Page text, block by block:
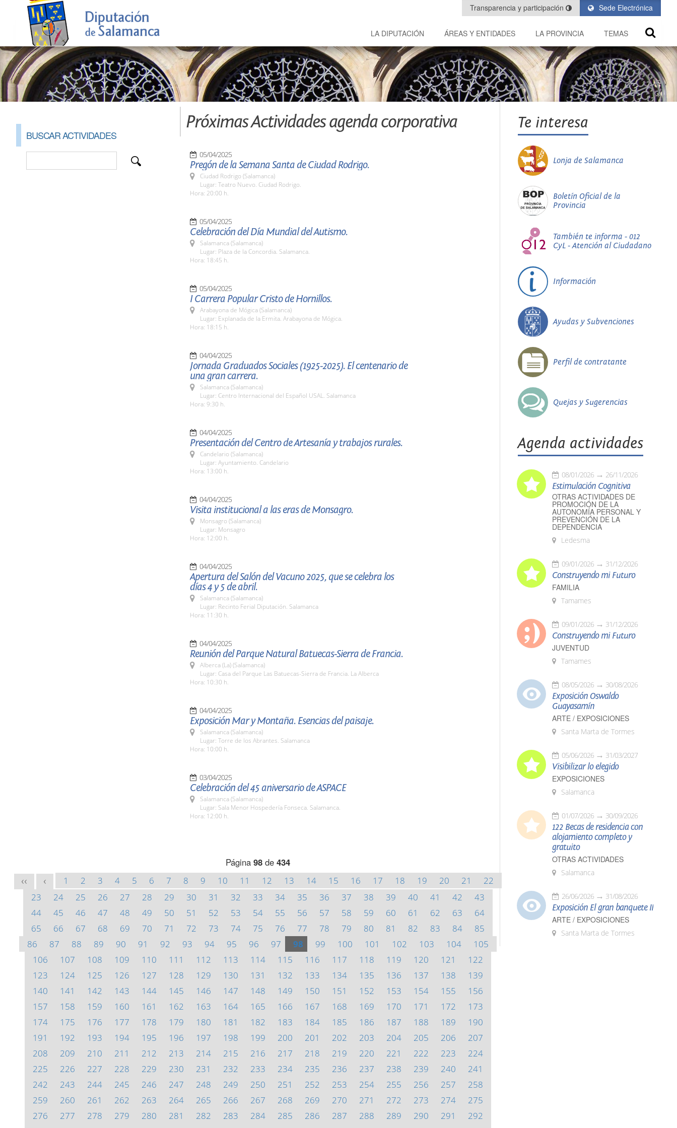
Sede Electrónica
Transparencia y participación
LA DIPUTACIÓN ÁREAS Y ENTIDADES LA PROVINCIA TEMAS
BUSCAR ACTIVIDADES
Próximas Actividades agenda corporativa
05/04/2025
Pregón de la Semana Santa de Ciudad Rodrigo.
Ciudad Rodrigo (Salamanca)
Lugar: Teatro Nuevo. Ciudad Rodrigo.
Hora: 20:00 h.
05/04/2025
Celebración del Día Mundial del Autismo.
Salamanca (Salamanca)
Lugar: Plaza de la Concordia. Salamanca.
Hora: 18:45 h.
05/04/2025
I Carrera Popular Cristo de Hornillos.
Arabayona de Mógica (Salamanca)
Lugar: Explanada de la Ermita. Arabayona de Mógica.
Hora: 18:15 h.
04/04/2025
Jornada Graduados Sociales (1925-2025). El centenario de
una gran carrera.
Salamanca (Salamanca)
Lugar: Centro Internacional del Español USAL. Salamanca
Hora: 9:30 h.
04/04/2025
Presentación del Centro de Artesanía y trabajos rurales.
Candelario (Salamanca)
Lugar: Ayuntamiento. Candelario
Hora: 13:00 h.
04/04/2025
Visita institucional a las eras de Monsagro.
Monsagro (Salamanca)
Lugar: Monsagro
Hora: 12:00 h.
04/04/2025
Apertura del Salón del Vacuno 2025, que se celebra los
días 4 y 5 de abril.
Salamanca (Salamanca)
Lugar: Recinto Ferial Diputación. Salamanca
Hora: 11:30 h.
04/04/2025
Reunión del Parque Natural Batuecas-Sierra de Francia.
Alberca (La) (Salamanca)
Lugar: Casa del Parque Las Batuecas-Sierra de Francia. La Alberca
Hora: 10:30 h.
04/04/2025
Exposición Mar y Montaña. Esencias del paisaje.
Salamanca (Salamanca)
Lugar: Torre de los Abrantes. Salamanca
Hora: 10:00 h.
03/04/2025
Celebración del 45 aniversario de ASPACE
Salamanca (Salamanca)
Lugar: Sala Menor Hospedería Fonseca. Salamanca.
Hora: 12:00 h.
Página 98 de 434
<< < 1 2 3 4 5 6 7 8 9 10 11 12 13 14 15 16 17 18 19 20 21
22
23
24 25 26 27 28 29 30 31 32 33 34 35 36 37 38 39 40 41 42
43
44
45 46 47 48 49 50 51 52 53 54 55 56 57 58 59 60 61 62 63
64
65
66 67 68 69 70 71 72 73 74 75 76 77 78 79 80 81 82 83 84
85
86
87 88 89 90 91 92 93 94 95 96 97 98 99 100 101 102 103 104
105
106
107 108 109 110 111 112 113 114 115 116 117 118 119 120 121
122
123
124 125 126 127 128 129 130 131 132 133 134 135 136 137 138
139
140
141 142 143 144 145 146 147 148 149 150 151 152 153 154 155
156
157
158 159 160 161 162 163 164 165 166 167 168 169 170 171 172
173
174
175 176 177 178 179 180 181 182 183 184 185 186 187 188 189
190
191
192 193 194 195 196 197 198 199 200 201 202 203 204 205 206
207
208
209 210 211 212 213 214 215 216 217 218 219 220 221 222 223
224
225
226 227 228 229 230 231 232 233 234 235 236 237 238 239 240
241
242
243 244 245 246 247 248 249 250 251 252 253 254 255 256 257
258
259
260 261 262 263 264 265 266 267 268 269 270 271 272 273 274
275
276
277 278 279 280 281 282 283 284 285 286 287 288 289 290 291
292
Te interesa
Lonja de Salamanca
Boletín Oficial de la
Provincia
También te informa - 012
CyL - Atención al Ciudadano
Información
Ayudas y Subvenciones
Perfil de contratante
Quejas y Sugerencias
Agenda actividades
08/01/2026 26/11/2026
Estimulación Cognitiva
OTRAS ACTIVIDADES DE
PROMOCIÓN DE LA
AUTONOMÍA PERSONAL Y
PREVENCIÓN DE LA
DEPENDENCIA
Ledesma
09/01/2026 31/12/2026
Construyendo mi Futuro
FAMILIA
Tamames
09/01/2026 31/12/2026
Construyendo mi Futuro
JUVENTUD
Tamames
08/05/2026 30/08/2026
Exposición Oswaldo
Guayasamín
ARTE / EXPOSICIONES
Santa Marta de Tormes
05/06/2026 31/03/2027
Visibilizar lo elegido
EXPOSICIONES
Salamanca
01/07/2026 30/09/2026
122 Becas de residencia con
alojamiento completo y
gratuito
OTRAS ACTIVIDADES
Salamanca
26/06/2026 31/08/2026
Exposición El gran banquete II
ARTE / EXPOSICIONES
Santa Marta de Tormes